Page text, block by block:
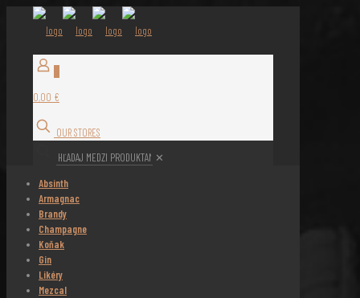
0,00 €
OUR STORES
✕
Absinth
Armagnac
Brandy
Champagne
Koňak
Gin
Likéry
Mezcal